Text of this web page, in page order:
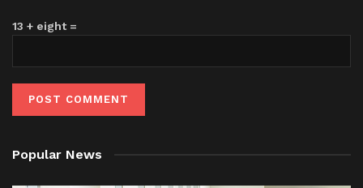
13 + eight =
Popular News